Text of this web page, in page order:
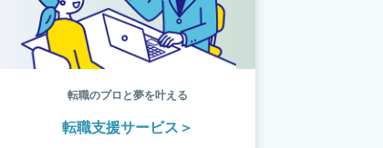
スイーツ
IT 業界事情
講習会
潜入レポート
クリスマス
新人パティシエ
インタビュー
アンケート
働き方
フリーランス
ウェデイングケーキ
バレンタイン
ベーカリー
工場 専門学生
転職のプロと夢を叶える
転職支援サービス